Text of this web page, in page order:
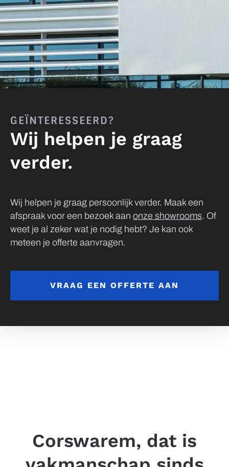
GEÏNTERESSEERD?
Wij helpen je graag
verder.
Wij helpen je graag persoonlijk verder. Maak een
afspraak voor een bezoek aan onze showrooms. Of
weet je al zeker wat je nodig hebt? Je kan ook
meteen je offerte aanvragen.
VRAAG EEN OFFERTE AAN
Corswarem, dat is